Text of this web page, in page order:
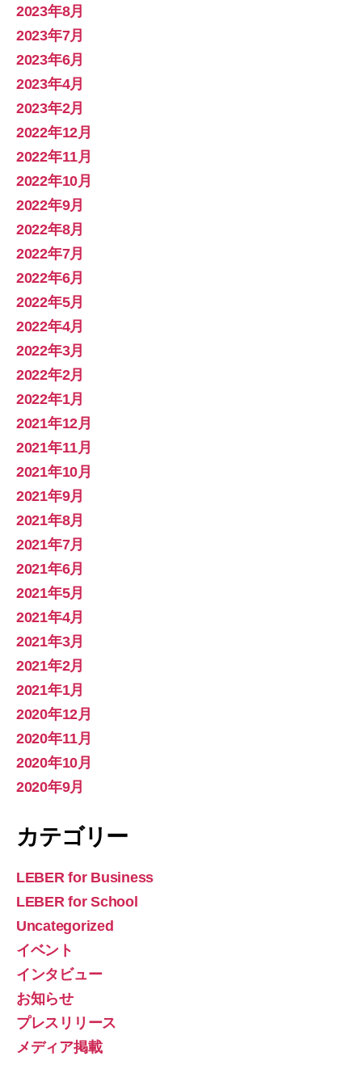
2023年8月
2023年7月
2023年6月
2023年4月
2023年2月
2022年12月
2022年11月
2022年10月
2022年9月
2022年8月
2022年7月
2022年6月
2022年5月
2022年4月
2022年3月
2022年2月
2022年1月
2021年12月
2021年11月
2021年10月
2021年9月
2021年8月
2021年7月
2021年6月
2021年5月
2021年4月
2021年3月
2021年2月
2021年1月
2020年12月
2020年11月
2020年10月
2020年9月
カテゴリー
LEBER for Business
LEBER for School
Uncategorized
イベント
インタビュー
お知らせ
プレスリリース
メディア掲載